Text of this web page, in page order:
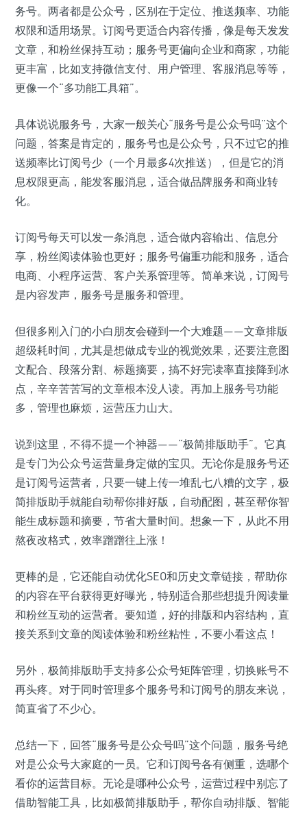
务号。两者都是公众号，区别在于定位、推送频率、功能
权限和适用场景。订阅号更适合内容传播，像是每天发发
文章，和粉丝保持互动；服务号更偏向企业和商家，功能
更丰富，比如支持微信支付、用户管理、客服消息等等，
更像一个“多功能工具箱”。
具体说说服务号，大家一般关心“服务号是公众号吗”这个
问题，答案是肯定的，服务号也是公众号，只不过它的推
送频率比订阅号少（一个月最多4次推送），但是它的消
息权限更高，能发客服消息，适合做品牌服务和商业转
化。
订阅号每天可以发一条消息，适合做内容输出、信息分
享，粉丝阅读体验也更好；服务号偏重功能和服务，适合
电商、小程序运营、客户关系管理等。简单来说，订阅号
是内容发声，服务号是服务和管理。
但很多刚入门的小白朋友会碰到一个大难题——文章排版
超级耗时间，尤其是想做成专业的视觉效果，还要注意图
文配合、段落分割、标题摘要，搞不好完读率直接降到冰
点，辛辛苦苦写的文章根本没人读。再加上服务号功能
多，管理也麻烦，运营压力山大。
说到这里，不得不提一个神器——“极简排版助手”。它真
是专门为公众号运营量身定做的宝贝。无论你是服务号还
是订阅号运营者，只要一键上传一堆乱七八糟的文字，极
简排版助手就能自动帮你排好版，自动配图，甚至帮你智
能生成标题和摘要，节省大量时间。想象一下，从此不用
熬夜改格式，效率蹭蹭往上涨！
更棒的是，它还能自动优化SEO和历史文章链接，帮助你
的内容在平台获得更好曝光，特别适合那些想提升阅读量
和粉丝互动的运营者。要知道，好的排版和内容结构，直
接关系到文章的阅读体验和粉丝粘性，不要小看这点！
另外，极简排版助手支持多公众号矩阵管理，切换账号不
再头疼。对于同时管理多个服务号和订阅号的朋友来说，
简直省了不少心。
总结一下，回答“服务号是公众号吗”这个问题，服务号绝
对是公众号大家庭的一员。它和订阅号各有侧重，选哪个
看你的运营目标。无论是哪种公众号，运营过程中别忘了
借助智能工具，比如极简排版助手，帮你自动排版、智能